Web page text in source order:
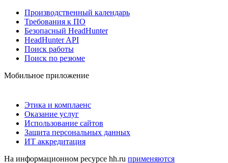
Производственный календарь
Требования к ПО
Безопасный HeadHunter
HeadHunter API
Поиск работы
Поиск по резюме
Мобильное приложение
Этика и комплаенс
Оказание услуг
Использование сайтов
Защита персональных данных
ИТ аккредитация
На информационном ресурсе hh.ru применяются